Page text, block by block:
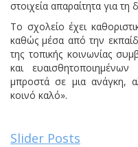
στοιχεία απαραίτητα για
Το σχολείο έχει
καθώς μέσα από την
της τοπικής κοινωνίας
και
μπροστά σε μια ανάγκη,
κοινό καλό».
Slider Posts